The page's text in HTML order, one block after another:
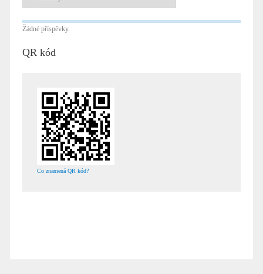
Žádné příspěvky.
QR kód
Co znamená QR kód?